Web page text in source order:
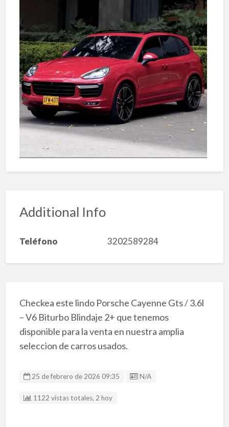
Additional Info
Teléfono 3202589284
Checkea este lindo Porsche Cayenne Gts / 3.6l
– V6 Biturbo Blindaje 2+ que tenemos
disponible para la venta en nuestra amplia
seleccion de carros usados.
25 de febrero de 2026 09:35 Listing ID
N/A
1122 vistas totales, 2 hoy